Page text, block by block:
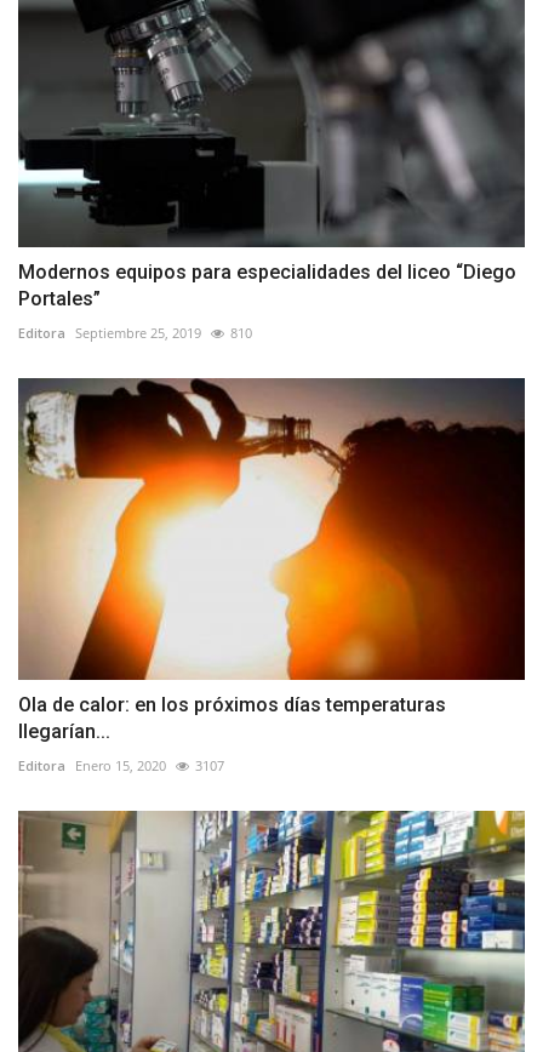
Modernos equipos para especialidades del liceo “Diego
Portales”
Editora Septiembre 25, 2019 810
Ola de calor: en los próximos días temperaturas
llegarían...
Editora Enero 15, 2020 3107